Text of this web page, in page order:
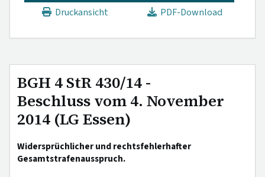
Druckansicht
PDF-Download
BGH 4 StR 430/14 -
Beschluss vom 4. November
2014 (LG Essen)
Widersprüchlicher und rechtsfehlerhafter
Gesamtstrafenausspruch.